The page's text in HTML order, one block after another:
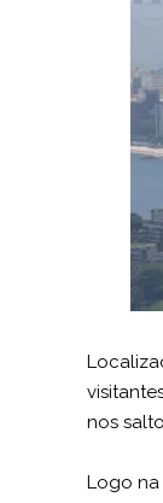
nos
Logo na